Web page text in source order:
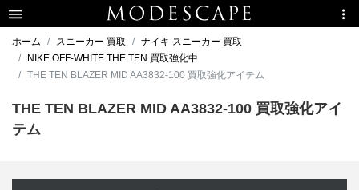
ホーム スニーカー 買取
ナイキ スニーカー 買取
NIKE OFF-WHITE THE TEN 買取強化中
THE TEN BLAZER MID AA3832-100 買取強化アイテム
THE TEN BLAZER MID AA3832-100 買取強化アイ
テム